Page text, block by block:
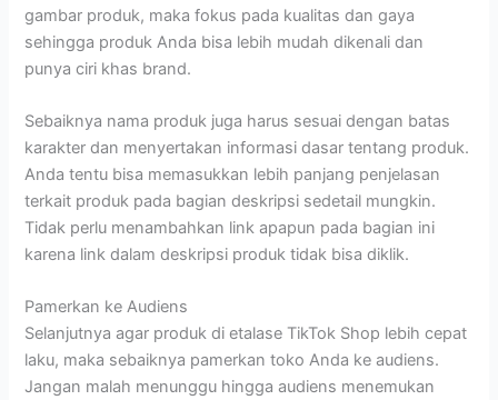
gambar produk, maka fokus pada kualitas dan gaya
sehingga produk Anda bisa lebih mudah dikenali dan
punya ciri khas brand.
Sebaiknya nama produk juga harus sesuai dengan batas
karakter dan menyertakan informasi dasar tentang produk.
Anda tentu bisa memasukkan lebih panjang penjelasan
terkait produk pada bagian deskripsi sedetail mungkin.
Tidak perlu menambahkan link apapun pada bagian ini
karena link dalam deskripsi produk tidak bisa diklik.
Pamerkan ke Audiens
Selanjutnya agar produk di etalase TikTok Shop lebih cepat
laku, maka sebaiknya pamerkan toko Anda ke audiens.
Jangan malah menunggu hingga audiens menemukan